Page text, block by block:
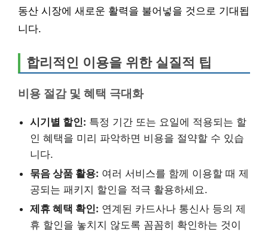
동산 시장에 새로운 활력을 불어넣을 것으로 기대됩
니다.
합리적인 이용을 위한 실질적 팁
비용 절감 및 혜택 극대화
시기별 할인: 특정 기간 또는 요일에 적용되는 할
인 혜택을 미리 파악하면 비용을 절약할 수 있습
니다.
묶음 상품 활용: 여러 서비스를 함께 이용할 때 제
공되는 패키지 할인을 적극 활용하세요.
제휴 혜택 확인: 연계된 카드사나 통신사 등의 제
휴 할인을 놓치지 않도록 꼼꼼히 확인하는 것이